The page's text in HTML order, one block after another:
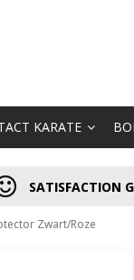
KARATE
SATISFACTION
Zwart/Roze